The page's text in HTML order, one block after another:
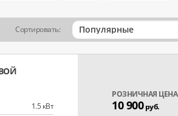
Сортировать: Популярные
1.5 кВт
РОЗНИЧНАЯ ЦЕНА
10 900руб.